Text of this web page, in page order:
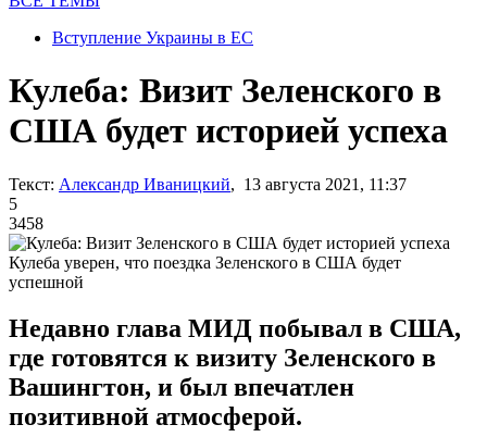
Вступление Украины в ЕС
Кулеба: Визит Зеленского в
США будет историей успеха
Текст: Александр Иваницкий, 13 августа 2021, 11:37
5
3458
Кулеба уверен, что поездка Зеленского в США будет
успешной
Недавно глава МИД побывал в США,
где готовятся к визиту Зеленского в
Вашингтон, и был впечатлен
позитивной атмосферой.